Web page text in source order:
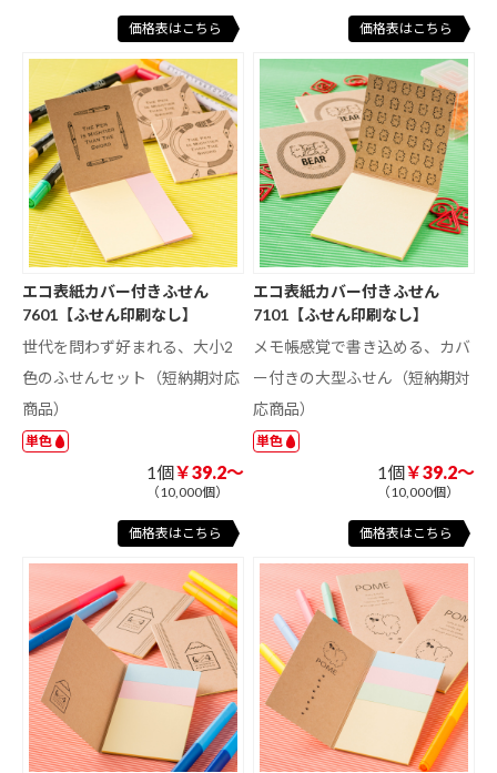
価格表はこちら 価格表はこちら
エコ表紙カバー付きふせん
7601【ふせん印刷なし】
世代を問わず好まれる、大小2
色のふせんセット（短納期対応
商品）
単色
1個￥39.2～
（10,000個）
価格表はこちら
エコ表紙カバー付きふせん
7101【ふせん印刷なし】
メモ帳感覚で書き込める、カバ
ー付きの大型ふせん（短納期対
応商品）
単色
1個￥39.2～
（10,000個）
価格表はこちら